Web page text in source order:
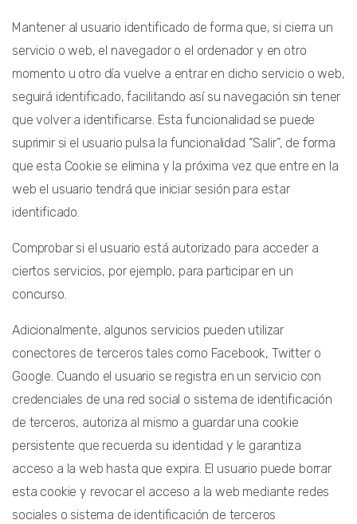
Mantener al usuario identificado de forma que, si cierra un
servicio o web, el navegador o el ordenador y en otro
momento u otro día vuelve a entrar en dicho servicio o web,
seguirá identificado, facilitando así su navegación sin tener
que volver a identificarse. Esta funcionalidad se puede
suprimir si el usuario pulsa la funcionalidad “Salir”, de forma
que esta Cookie se elimina y la próxima vez que entre en la
web el usuario tendrá que iniciar sesión para estar
identificado.
Comprobar si el usuario está autorizado para acceder a
ciertos servicios, por ejemplo, para participar en un
concurso.
Adicionalmente, algunos servicios pueden utilizar
conectores de terceros tales como Facebook, Twitter o
Google. Cuando el usuario se registra en un servicio con
credenciales de una red social o sistema de identificación
de terceros, autoriza al mismo a guardar una cookie
persistente que recuerda su identidad y le garantiza
acceso a la web hasta que expira. El usuario puede borrar
esta cookie y revocar el acceso a la web mediante redes
sociales o sistema de identificación de terceros